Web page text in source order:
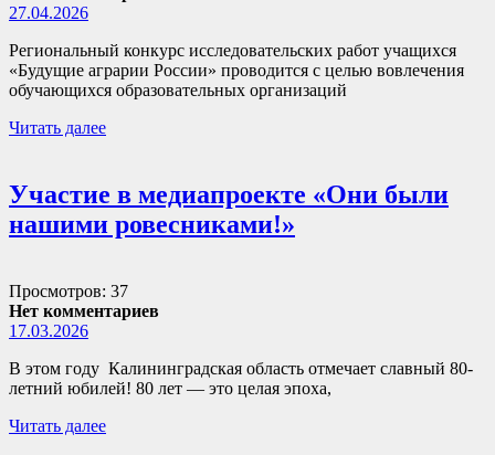
27.04.2026
Региональный конкурс исследовательских работ учащихся
«Будущие аграрии России» проводится с целью вовлечения
обучающихся образовательных организаций
Читать далее
Участие в медиапроекте «Они были
нашими ровесниками!»
Просмотров: 37
Нет комментариев
17.03.2026
В этом году Калининградская область отмечает славный 80-
летний юбилей! 80 лет — это целая эпоха,
Читать далее